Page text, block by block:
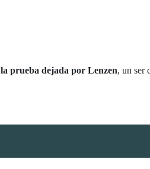
la prueba dejada por Lenzen, un ser